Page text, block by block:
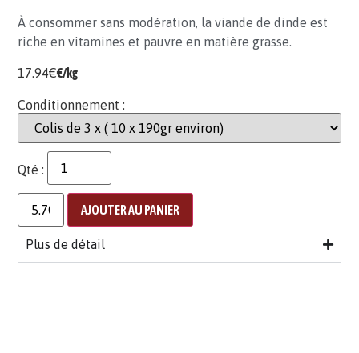
À consommer sans modération, la viande de dinde est
riche en vitamines et pauvre en matière grasse.
17.94€€/kg
Conditionnement :
Qté :
AJOUTER AU PANIER
Plus de détail